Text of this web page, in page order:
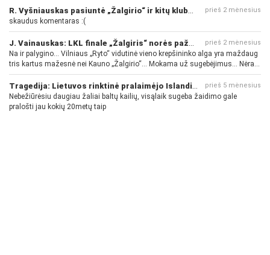
prieš 2 mėnesius
skaudus komentaras :(
prieš 2 mėnesius
Na ir palygino... Vilniaus „Ryto“ vidutinė vieno krepšininko alga yra maždaug
tris kartus mažesnė nei Kauno „Žalgirio“... Mokama už sugebėjimus... Nėra
pinigų - nėra gerų žaidėjų...
prieš 5 mėnesius
Nebežiūrėsiu daugiau žaliai baltų kailių, visąlaik sugeba žaidimo gale
pralošti jau kokių 20metų taip